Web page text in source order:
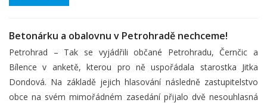
Betonárku a obalovnu v Petrohradě nechceme!
Petrohrad – Tak se vyjádřili občané Petrohradu, Černčic a
Bílence v anketě, kterou pro ně uspořádala starostka Jitka
Dondová. Na základě jejich hlasování následně zastupitelstvo
obce na svém mimořádném zasedání přijalo dvě nesouhlasná